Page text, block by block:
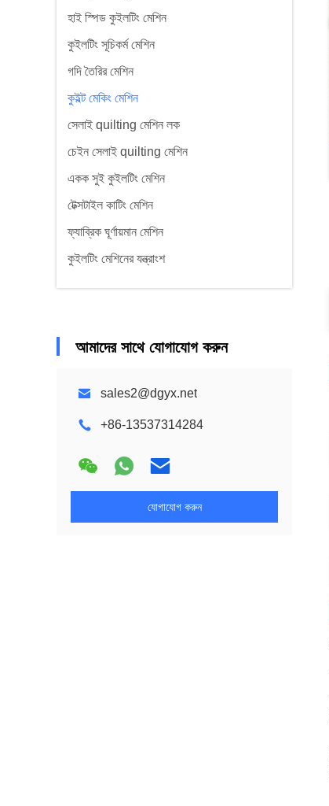
হাই স্পিড কুইলটিং মেশিন
কুইলটিং সূচিকর্ম মেশিন
গদি তৈরির মেশিন
কুইল্ট মেকিং মেশিন
সেলাই quilting মেশিন লক
চেইন সেলাই quilting মেশিন
একক সুই কুইলটিং মেশিন
টেক্সটাইল কাটিং মেশিন
ফ্যাব্রিক ঘূর্ণায়মান মেশিন
কুইলটিং মেশিনের যন্ত্রাংশ
আমাদের সাথে যোগাযোগ করুন
sales2@dgyx.net
+86-13537314284
যোগাযোগ করুন